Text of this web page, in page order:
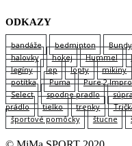
ODKAZY
bandáže bedminton Bundy
halovky
hokej Hummel
legíny
lep lopty mikiny
potítka
Puma Pure 2
Select
spodne pradlo
prádlo
tielko trenky
športové pomôcky
štucne